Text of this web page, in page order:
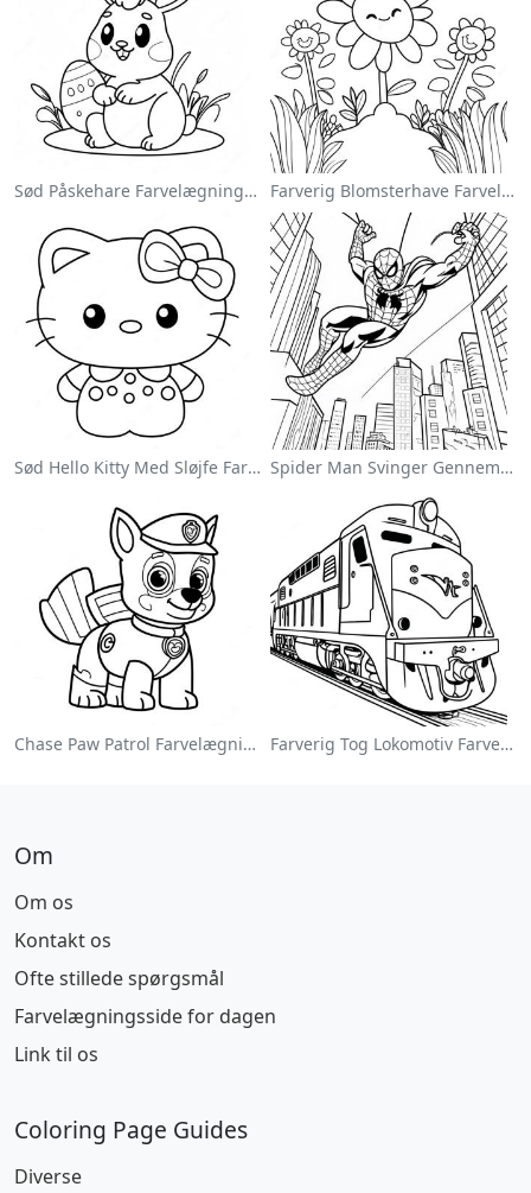
Sød Påskehare Farvelægningsside Farverig Blomsterhave Farvelægningsside
Sød Hello Kitty Med Sløjfe Farvelægningsside Spider Man Svinger Gennem Byen Farvelægningsside
Chase Paw Patrol Farvelægningsside Farverig Tog Lokomotiv Farvelægningsside
Om
Om os
Kontakt os
Ofte stillede spørgsmål
Farvelægningsside for dagen
Link til os
Coloring Page Guides
Diverse